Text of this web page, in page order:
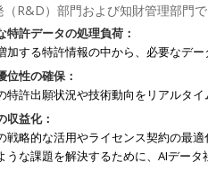
（R&D）部門および知財管理部門
特許データの処理負荷：
加する特許情報の中から、必要なデー
位性の確保：
特許出願状況や技術動向をリアルタイ
収益化：
戦略的な活用やライセンス契約の最適
うな課題を解決するために、AIデー